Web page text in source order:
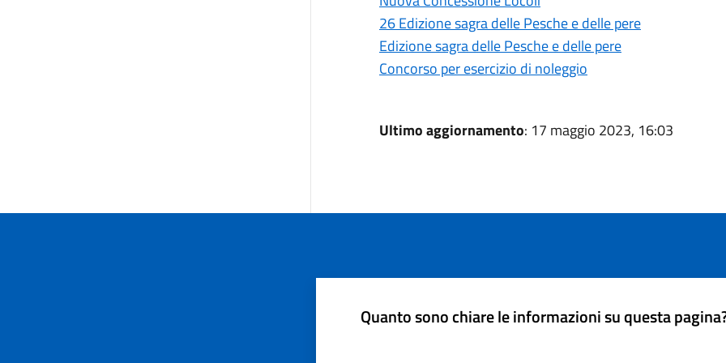
26 Edizione sagra delle Pesche e delle pere
Edizione sagra delle Pesche e delle pere
Concorso per esercizio di noleggio
Ultimo aggiornamento: 17 maggio 2023, 16:03
Quanto sono chiare le informazioni su questa